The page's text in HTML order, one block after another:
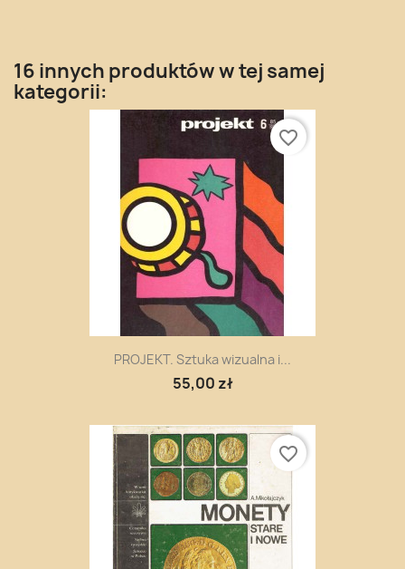
16 innych produktów w tej samej
kategorii:
PROJEKT. Sztuka wizualna i...
55,00 zł
favorite_border
favorite_border